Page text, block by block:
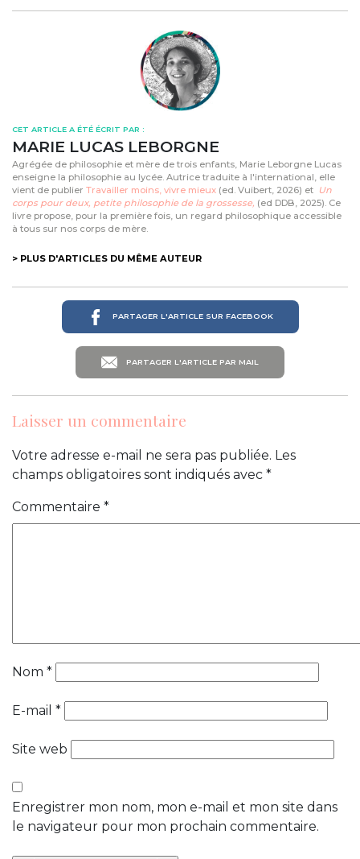
CET ARTICLE A ÉTÉ ÉCRIT PAR :
MARIE LUCAS LEBORGNE
Agrégée de philosophie et mère de trois enfants, Marie Leborgne Lucas
enseigne la philosophie au lycée. Autrice traduite à l'international, elle
vient de publier Travailler moins, vivre mieux (ed. Vuibert, 2026) et Un
corps pour deux, petite philosophie de la grossesse, (ed DDB, 2025). Ce
livre propose, pour la première fois, un regard philosophique accessible
à tous sur nos corps de mère.
> PLUS D'ARTICLES DU MÊME AUTEUR
PARTAGER L'ARTICLE SUR FACEBOOK
PARTAGER L'ARTICLE PAR MAIL
Laisser un commentaire
Votre adresse e-mail ne sera pas publiée. Les
champs obligatoires sont indiqués avec *
Commentaire *
Nom *
E-mail *
Site web
Enregistrer mon nom, mon e-mail et mon site dans
le navigateur pour mon prochain commentaire.